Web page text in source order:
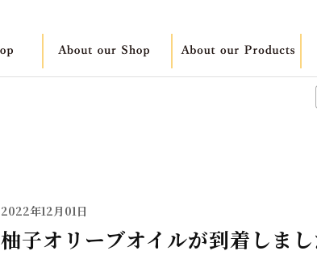
2022年12月01日
柚子オリーブオイルが到着しまし